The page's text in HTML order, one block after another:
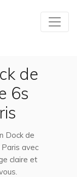
de
6s
Dock de
avec
claire et